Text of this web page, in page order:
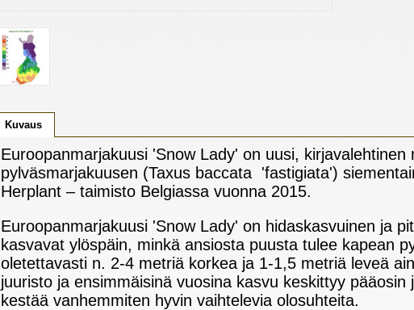
Kuvaus
Euroopanmarjakuusi 'Snow Lady' on uusi,
pylväsmarjakuusen (Taxus baccata 'fastigiata')
Herplant – taimisto Belgiassa vuonna 2015.
Euroopanmarjakuusi 'Snow Lady' on hidaskasvuinen ja
kasvavat ylöspäin, minkä ansiosta puusta tulee kapean
oletettavasti n. 2-4 metriä korkea ja 1-1,5 metriä leveä
juuristo ja ensimmäisinä vuosina kasvu keskittyy
kestää vanhemmiten hyvin vaihtelevia olosuhteita.